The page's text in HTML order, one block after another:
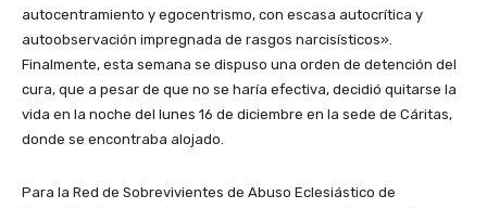
autocentramiento y egocentrismo, con escasa autocrítica y
autoobservación impregnada de rasgos narcisísticos».
Finalmente, esta semana se dispuso una orden de detención del
cura, que a pesar de que no se haría efectiva, decidió quitarse la
vida en la noche del lunes 16 de diciembre en la sede de Cáritas,
donde se encontraba alojado.
Para la Red de Sobrevivientes de Abuso Eclesiástico de